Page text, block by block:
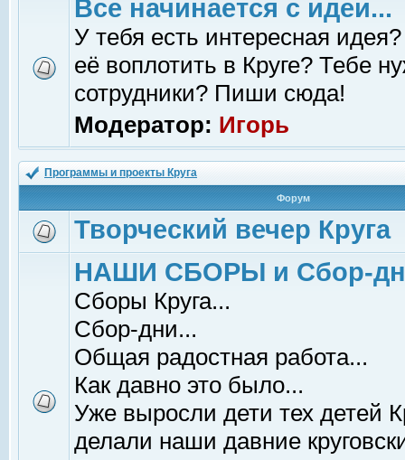
Все начинается с идеи...
У тебя есть интересная
её воплотить в Круге? Тебе
сотрудники? Пиши сюда!
Модератор: Игорь
Программы и проекты Круга
Форум
Творческий вечер Круга
НАШИ СБОРЫ и Сбор-
Сборы Круга...
Сбор-дни...
Общая радостная работа...
Как давно это было...
Уже выросли дети тех детей
делали наши давние